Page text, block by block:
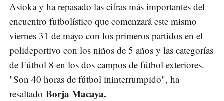
Asioka y ha repasado las cifras más importantes del
encuentro futbolístico que comenzará este mismo
viernes 31 de mayo con los primeros partidos en el
polideportivo con los niños de 5 años y las categorías
de Fútbol 8 en los dos campos de fútbol exteriores.
"Son 40 horas de fútbol ininterrumpido", ha
resaltado Borja Macaya.